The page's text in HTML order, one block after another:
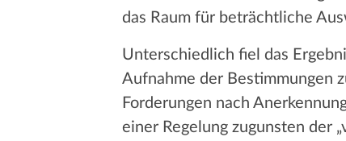
das Raum für beträchtliche
Unterschiedlich fiel das
Aufnahme der Bestimmungen
Forderungen nach
einer Regelung zugunsten der